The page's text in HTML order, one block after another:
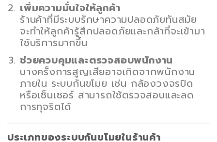
เพิ่มความมั่นใจให้ลูกค้า
ร้านค้าที่มีระบบรักษาความปลอดภัยทันสมัย
จะทำให้ลูกค้ารู้สึกปลอดภัยและกล้าที่จะเข้ามา
ใช้บริการมากขึ้น
ช่วยควบคุมและตรวจสอบพนักงาน
บางครั้งการสูญเสียอาจเกิดจากพนักงาน
ภายใน ระบบกันขโมย เช่น กล้องวงจรปิด
หรือเซ็นเซอร์ สามารถใช้ตรวจสอบและลด
การทุจริตได้
ประเภทของระบบกันขโมยในร้านค้า